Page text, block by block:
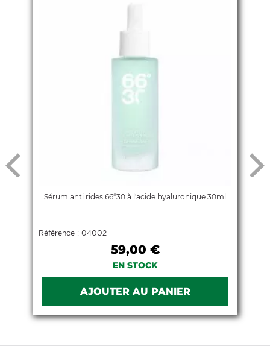
Sérum anti rides 66°30 à l'acide hyaluronique 30ml
Référence : 04002
59,00 €
EN STOCK